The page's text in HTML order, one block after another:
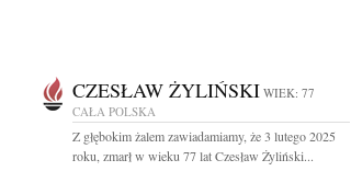
CZESŁAW ŻYLIŃSKI WIEK: 77
CAŁA POLSKA
Z głębokim żalem zawiadamiamy, że 3 lutego 2025
roku, zmarł w wieku 77 lat Czesław Żyliński...